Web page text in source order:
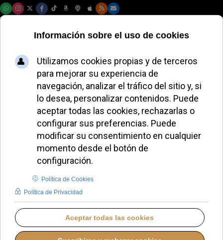
La Junta de
Andalucía visita las
obras de la Catedral
de Málaga
MIGUEL PÉREZ H.
DIÓCESIS DE MÁLAGA
JUEVES, 08 ENERO 2026 17:25